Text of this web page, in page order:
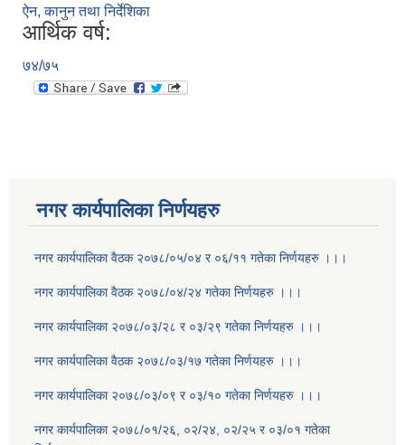
ऐन, कानुन तथा निर्देशिका
आर्थिक वर्ष:
७४/७५
नगर कार्यपालिका निर्णयहरु
नगर कार्यपालिका वैठक २०७८/०५/०४ र ०६/११ गतेका निर्णयहरु ।।।
नगर कार्यपालिका वैठक २०७८/०४/२४ गतेका निर्णयहरु ।।।
नगर कार्यपालिका २०७८/०३/२८ र ०३/२९ गतेका निर्णयहरु ।।।
नगर कार्यपालिका वैठक २०७८/०३/१७ गतेका निर्णयहरु ।।।
नगर कार्यपालिका २०७८/०३/०९ र ०३/१० गतेका निर्णयहरु ।।।
नगर कार्यपालिका २०७८/०१/२६, ०२/२४, ०२/२५ र ०३/०१ गतेका